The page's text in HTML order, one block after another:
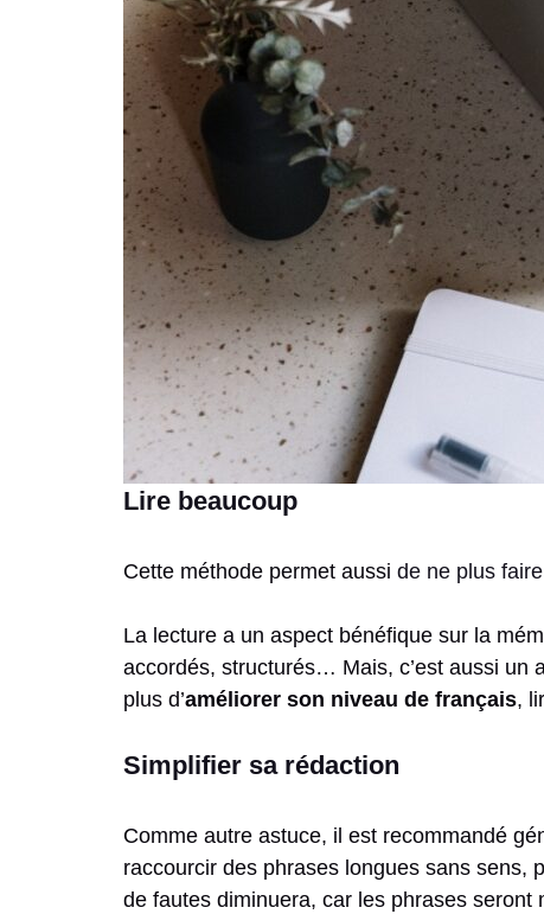
Lire beaucoup
Cette méthode permet aussi de ne plus
La lecture a un aspect bénéfique sur la
accordés, structurés… Mais, c’est aussi un
plus d’améliorer son niveau de français,
Simplifier sa rédaction
Comme autre astuce, il est recommandé
raccourcir des phrases longues sans
de fautes diminuera, car les phrases